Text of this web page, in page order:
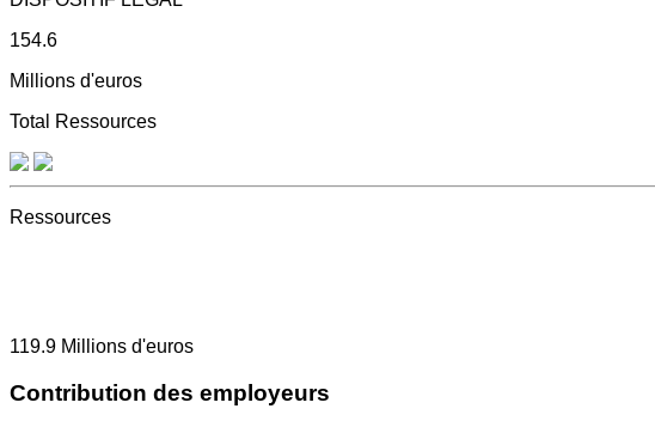
154.6
Millions d'euros
Total Ressources
Ressources
119.9 Millions d'euros
Contribution des employeurs